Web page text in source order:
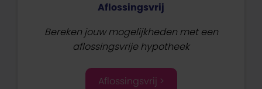
Aflossingsvrij
Bereken jouw mogelijkheden met een
aflossingsvrije hypotheek
Aflossingsvrij >